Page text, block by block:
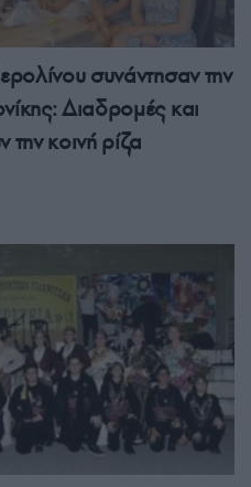
συνάντησαν την
Διαδρομές και
κοινή ρίζα